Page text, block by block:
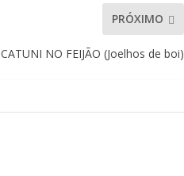
PRÓXIMO
CATUNI NO FEIJÃO (Joelhos de boi)